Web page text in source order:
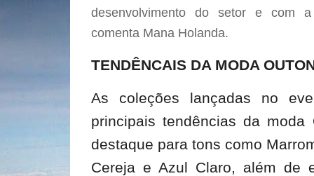
desenvolvimento do setor e com
comenta Mana Holanda.
TENDÊNCAIS DA MODA
As coleções lançadas no
principais tendências da moda
destaque para tons como
Cereja e Azul Claro, além de